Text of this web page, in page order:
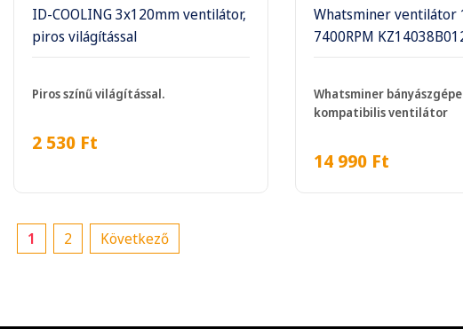
ID-COOLING 3x120mm ventilátor,
piros világítással
Piros színű világítással.
2 530 Ft
Whatsminer ventilátor
7400RPM
Whatsminer
kompatibilis ventilátor
14 990 Ft
1 2 Következő